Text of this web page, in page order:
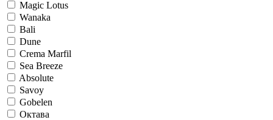
Magic Lotus
Wanaka
Bali
Dune
Crema Marfil
Sea Breeze
Absolute
Savoy
Gobelen
Октава